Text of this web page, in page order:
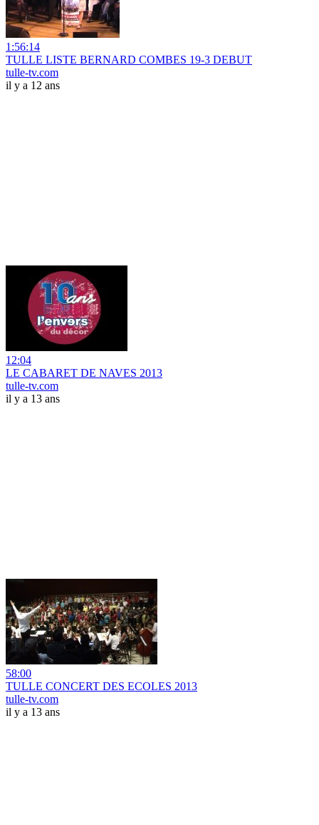
1:56:14
TULLE LISTE BERNARD COMBES 19-3 DEBUT
tulle-tv.com
il y a 12 ans
12:04
LE CABARET DE NAVES 2013
tulle-tv.com
il y a 13 ans
58:00
TULLE CONCERT DES ECOLES 2013
tulle-tv.com
il y a 13 ans